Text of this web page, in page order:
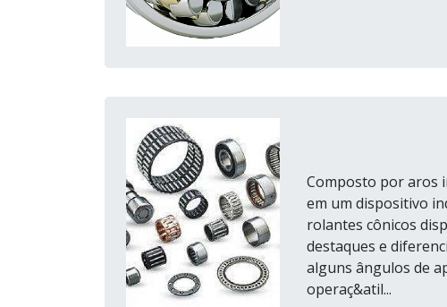
Composto por aros
em um dispositivo
rolantes cônicos
destaques e
alguns ângulos de
operaç&atil...